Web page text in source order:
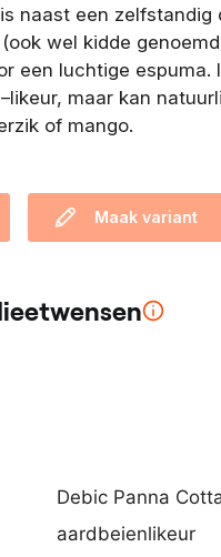
e
n
t
i
s
w
k
t
n
naast een
wel kidde
een luchtige
maar kan
of mango.
Maak variant
Debic Panna
aardbeienlikeur